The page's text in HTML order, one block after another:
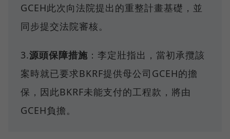
GCEH此次向法院提出的重整計畫基礎，並
同步提交法院審核。
3.源頭保障措施 ：李定壯指出，當初承攬該
案時就已要求BKRF提供母公司GCEH的擔
保，因此BKRF未能支付的工程款，將由
GCEH負擔。